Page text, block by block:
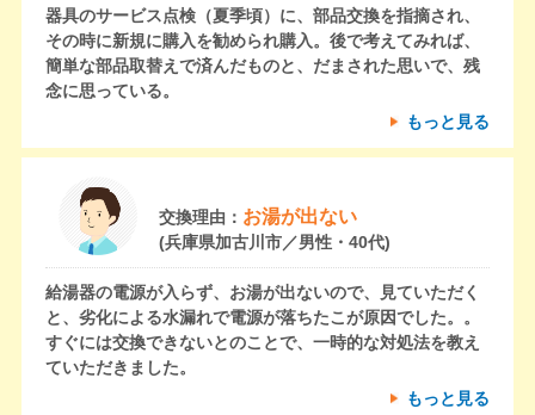
器具のサービス点検（夏季頃）に、部品交換を指摘され、
その時に新規に購入を勧められ購入。後で考えてみれば、
簡単な部品取替えで済んだものと、だまされた思いで、残
念に思っている。
もっと見る
交換理由： お湯が出ない
(兵庫県加古川市／男性・40代)
給湯器の電源が入らず、お湯が出ないので、見ていただく
と、劣化による水漏れで電源が落ちたこが原因でした。。
すぐには交換できないとのことで、一時的な対処法を教え
ていただきました。
もっと見る